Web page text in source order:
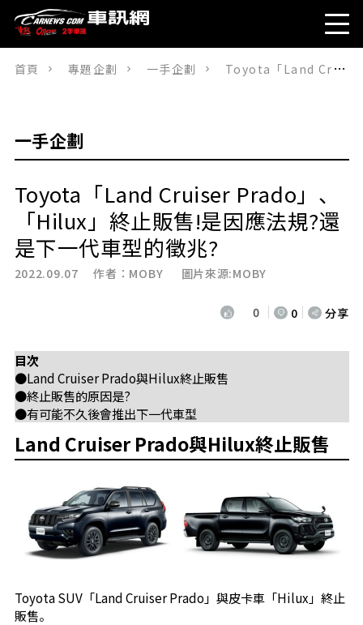
首頁 專題企劃 一手企劃 Toyota「Land Cruiser Prado」、「Hilux」終止販售!是因應法規?還是下一代車型的徵兆?
一手企劃
Toyota「Land Cruiser Prado」、
「Hilux」終止販售!是因應法規?還
是下一代車型的徵兆?
2022.09.07 作者： MOBY 圖片來源:MOBY
0 0 分享
目次
●Land Cruiser Prado與Hilux終止販售
●終止販售的原因是?
●有可能不久後會推出下一代車型
Land Cruiser Prado與Hilux終止販售
Toyota SUV「Land Cruiser Prado」與皮卡車「Hilux」終止
販售。